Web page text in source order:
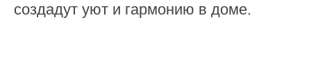
создадут уют и гармонию в доме.